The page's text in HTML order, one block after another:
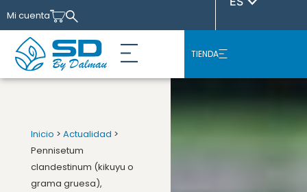
Mi cuenta
TIENDA
Inicio > Actualidad >
Pennisetum
clandestinum (kikuyu o
grama gruesa),